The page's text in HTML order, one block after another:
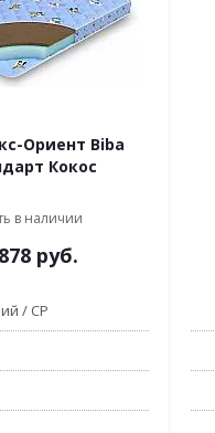
Ориент Biba
Кокос
в наличии
руб.
/ СР